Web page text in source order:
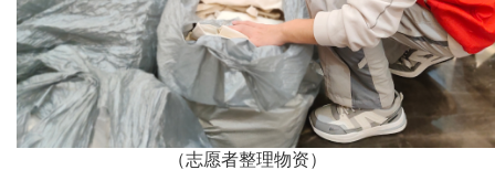
（志愿者整理物资）